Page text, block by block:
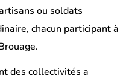
ou soldats
chacun participant à
des collectivités a